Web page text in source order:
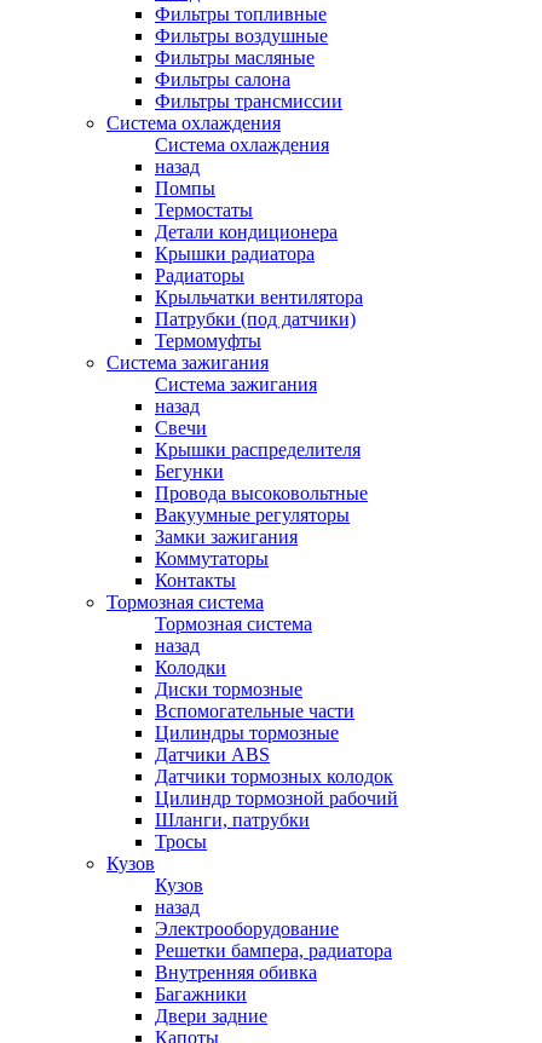
Фильтры топливные
Фильтры воздушные
Фильтры масляные
Фильтры салона
Фильтры трансмиссии
Система охлаждения
Система охлаждения
назад
Помпы
Термостаты
Детали кондиционера
Крышки радиатора
Радиаторы
Крыльчатки вентилятора
Патрубки (под датчики)
Термомуфты
Система зажигания
Система зажигания
назад
Свечи
Крышки распределителя
Бегунки
Провода высоковольтные
Вакуумные регуляторы
Замки зажигания
Коммутаторы
Контакты
Тормозная система
Тормозная система
назад
Колодки
Диски тормозные
Вспомогательные части
Цилиндры тормозные
Датчики ABS
Датчики тормозных колодок
Цилиндр тормозной рабочий
Шланги, патрубки
Тросы
Кузов
Кузов
назад
Электрооборудование
Решетки бампера, радиатора
Внутренняя обивка
Багажники
Двери задние
Капоты